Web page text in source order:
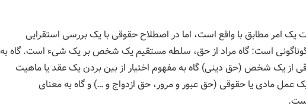
امر مطابق با واقع است، اما در اصطلاح حقوقی با یک بررسی استقرایی
است: گاه مراد از حق، سلطه‌ مستقیم یک شخص بر یک شیء است. گاه به
از یک شخص (حق دینی) گاه به مفهوم اختیار از بین بردن یک عقد یا ماهیت
عمل مادی یا حقوقی (حق عبور و مرور، حق ازدواج و …) و گاه به معنای